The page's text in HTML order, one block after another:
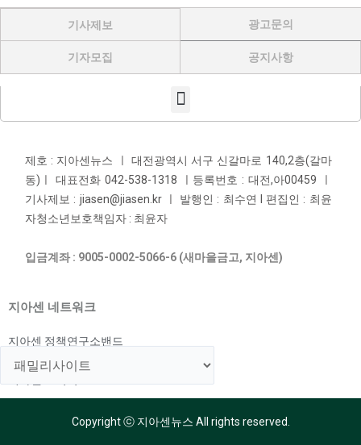
기사제보 광고문의
기자모집 공지사항
제호 : 지아센뉴스 ㅣ 대전광역시 서구 신갈마로 140,2층(갈마
동)ㅣ 대표전화 042-538-1318 ㅣ등록번호 : 대전,아00459 ㅣ
기사제보 : jiasen@jiasen.kr ㅣ 발행인 : 최수연 l 편집인 : 최윤
자청소년보호책임자 : 최윤자
입금계좌 : 9005-0002-5066-6 (새마을금고, 지아센)
지아센 네트워크
지아센 정책연구소밴드
지아센 해외아동지원국
Copyright ⓒ 지아센뉴스 All rights reserved.